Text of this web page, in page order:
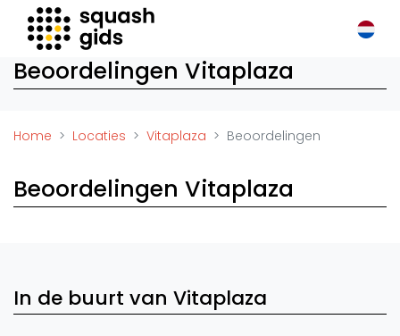
Squash Gids
Locaties
Winkels
Trainers
Reserveringssystemen
Zakelijk
Beoordelingen Vitaplaza
Home Locaties Vitaplaza Beoordelingen
Beoordelingen Vitaplaza
In de buurt van Vitaplaza